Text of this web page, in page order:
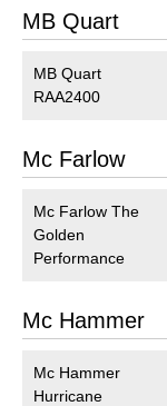
MB Quart
MB Quart
RAA2400
Mc Farlow
Mc Farlow The
Golden
Performance
Mc Hammer
Mc Hammer
Hurricane